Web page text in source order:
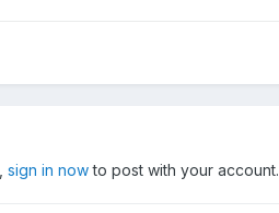
sign in nowto post with your account.